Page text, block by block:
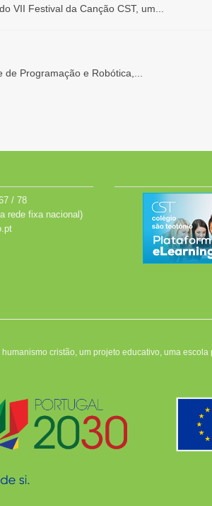
VII Festival da Canção CST, um...
Programação e Robótica,...
/ 78
rede fixa nacional)
humanismo cristão, um projeto educativo, uma escola